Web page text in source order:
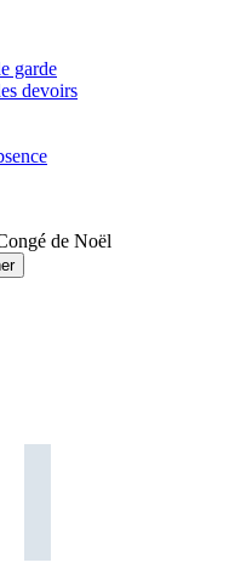
garde
devoirs
de Noël